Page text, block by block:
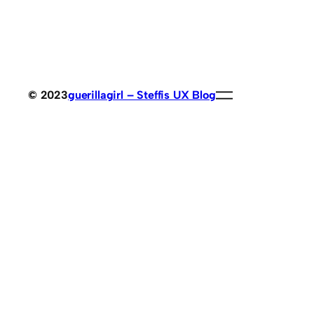
© 2023guerillagirl – Steffis UX Blog